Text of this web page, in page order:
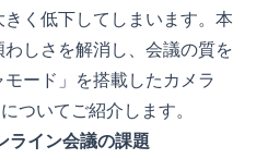
く低下してしまいます。本
しさを解消し、会議の質を
ード」を搭載したカメラ
についてご紹介します。
ライン会議の課題